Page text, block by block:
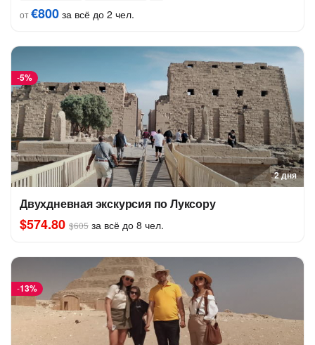
от€800 за всё до 2 чел.
2 дня
-5%
Двухдневная экскурсия по Луксору
$574.80 $605 за всё до 8 чел.
-13%